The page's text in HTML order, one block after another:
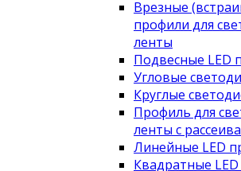
Врезные
профили для
ленты
Подвесные LED
Угловые
Круглые
Профиль для
ленты с
Линейные LED
Квадратные